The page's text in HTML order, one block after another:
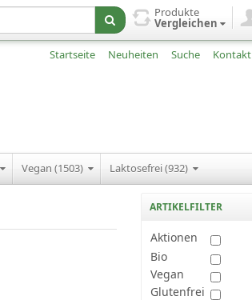
Produkte
Vergleichen
Startseite Neuheiten Suche Kontakt
Vegan (1503) Laktosefrei (932)
ARTIKELFILTER
Aktionen
Bio
Vegan
Glutenfrei